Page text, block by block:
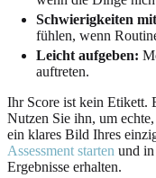
Schwierigkeiten
fühlen, wenn
Leicht aufgeben:
auftreten.
Ihr Score ist kein Etikett.
Nutzen Sie ihn, um
ein klares Bild Ihres
Assessment starten und
Ergebnisse erhalten.